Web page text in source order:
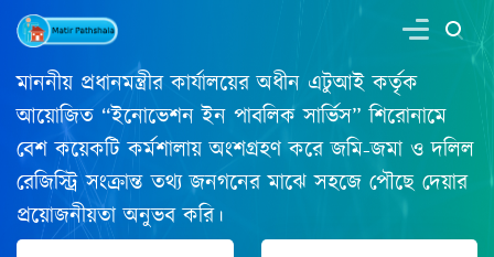
মাননীয় প্রধানমন্ত্রীর কার্যালয়ের অধীন এটুআই কর্তৃক
আয়োজিত “ইনোভেশন ইন পাবলিক সার্ভিস” শিরোনামে
বেশ কয়েকটি কর্মশালায় অংশগ্রহণ করে জমি-জমা ও দলিল
রেজিস্ট্রি সংক্রান্ত তথ্য জনগনের মাঝে সহজে পৌছে দেয়ার
প্রয়োজনীয়তা অনুভব করি।